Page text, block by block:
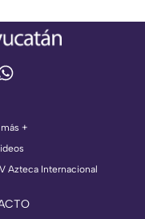
+
Azteca Internacional